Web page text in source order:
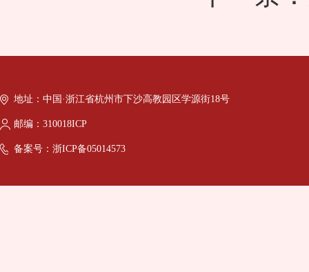
地址：中国·浙江省杭州市下沙高教园区学源街18号
邮编：310018ICP
备案号：浙ICP备05014573